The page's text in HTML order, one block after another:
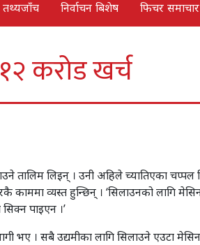
तथ्यजाँच निर्वाचन बिशेष फिचर समाचार
करोड खर्च
तालिम लिइन् । उनी अहिले च्यातिएका
व्यस्त हुन्छिन् । ‘सिलाउनको लागि
पाइएन ।’
भए । सबै उद्यमीका लागि सिलाउने एउटा